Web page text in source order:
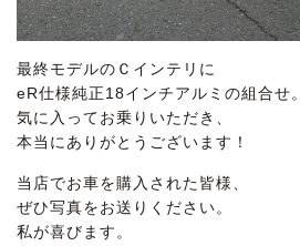
最終モデルのＣインテリに
eR仕様純正18インチアルミの組合せ。
気に入ってお乗りいただき、
本当にありがとうございます！
当店でお車を購入された皆様、
ぜひ写真をお送りください。
私が喜びます。